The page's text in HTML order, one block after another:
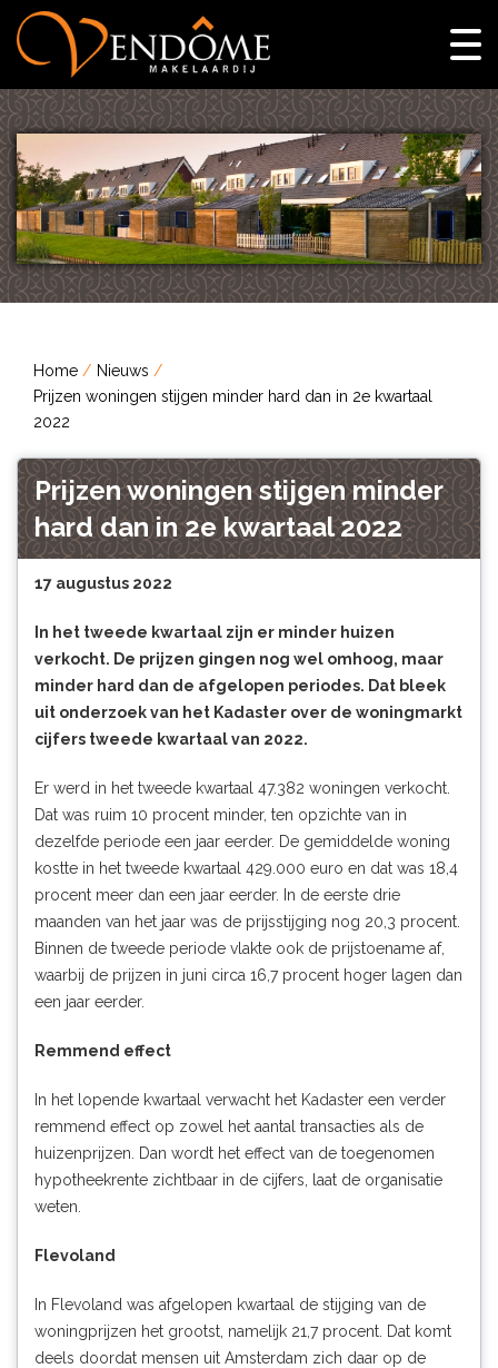
Home
Nieuws
Prijzen woningen stijgen minder hard dan in 2e kwartaal
2022
Prijzen woningen stijgen minder
hard dan in 2e kwartaal 2022
17 augustus 2022
In het tweede kwartaal zijn er minder huizen
verkocht. De prijzen gingen nog wel omhoog, maar
minder hard dan de afgelopen periodes. Dat bleek
uit onderzoek van het Kadaster over de woningmarkt
cijfers tweede kwartaal van 2022.
Er werd in het tweede kwartaal 47.382 woningen verkocht.
Dat was ruim 10 procent minder, ten opzichte van in
dezelfde periode een jaar eerder. De gemiddelde woning
kostte in het tweede kwartaal 429.000 euro en dat was 18,4
procent meer dan een jaar eerder. In de eerste drie
maanden van het jaar was de prijsstijging nog 20,3 procent.
Binnen de tweede periode vlakte ook de prijstoename af,
waarbij de prijzen in juni circa 16,7 procent hoger lagen dan
een jaar eerder.
Remmend effect
In het lopende kwartaal verwacht het Kadaster een verder
remmend effect op zowel het aantal transacties als de
huizenprijzen. Dan wordt het effect van de toegenomen
hypotheekrente zichtbaar in de cijfers, laat de organisatie
weten.
Flevoland
In Flevoland was afgelopen kwartaal de stijging van de
woningprijzen het grootst, namelijk 21,7 procent. Dat komt
deels doordat mensen uit Amsterdam zich daar op de